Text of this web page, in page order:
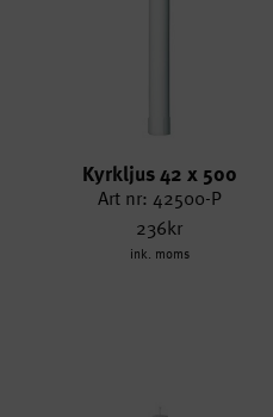
Kyrkljus 42 x 500
Art nr: 42500-P
236kr
ink. moms